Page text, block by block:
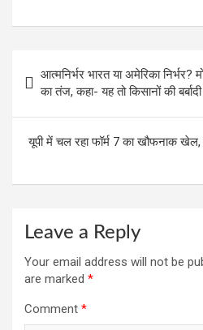
ce
b
o
o
k
at
A
p
p
e
gr
a
m
tt
er
t
navigation
आत्मनिर्भर भारत या अमेरिका
का तंज, कहा- यह तो किसानों की
यूपी में चल रहा फॉर्म 7 का खौफनाक
Leave a Reply
Your email address will not be
are marked *
Comment *